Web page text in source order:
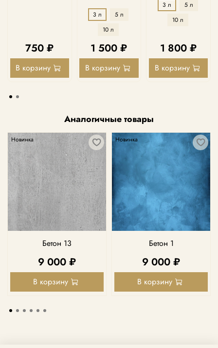
750 ₽
В корзину
3 л
5 л
10 л
1 500 ₽
В корзину
3 л
5 л
10 л
1 800 ₽
В корзину
Аналогичные товары
Новинка
Бетон 13
9 000 ₽
В корзину
Новинка
Бетон 1
9 000 ₽
В корзину